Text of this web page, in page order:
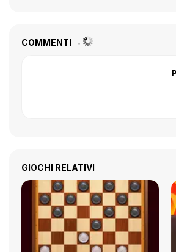
COMMENTI
GIOCHI RELATIVI